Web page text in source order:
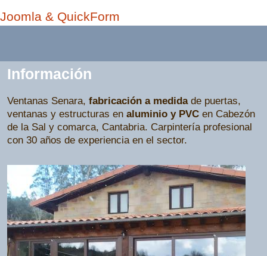
Joomla & QuickForm
Información
Ventanas Senara, fabricación a medidade puertas,
ventanas y estructuras en aluminio y PVC en Cabezón
de la Sal y comarca, Cantabria. Carpintería profesional
con 30 años de experiencia en el sector.